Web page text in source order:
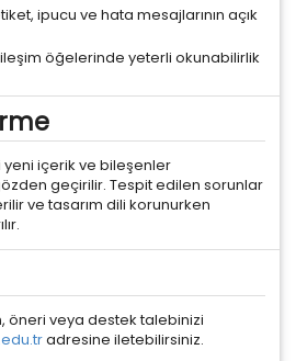
ipucu ve hata mesajlarının açık
öğelerinde yeterli okunabilirlik
içerik ve bileşenler
geçirilir. Tespit edilen sorunlar
ve tasarım dili korunurken
öneri veya destek talebinizi
adresine iletebilirsiniz.